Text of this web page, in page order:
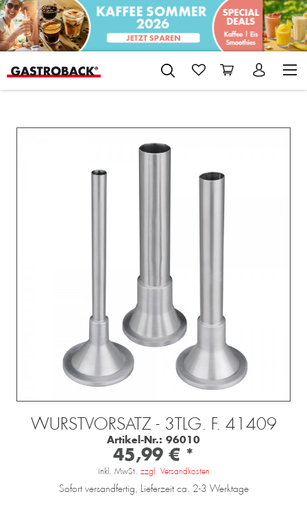
WURSTVORSATZ - 3TLG. F. 41409
Artikel-Nr.: 96010
45,99 € *
inkl. MwSt. zzgl. Versandkosten
Sofort versandfertig, Lieferzeit ca. 2-3 Werktage